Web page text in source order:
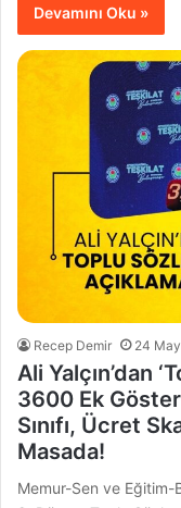
Devamını Oku »
Recep Demir 24
Ali Yalçın’dan
3600 Ek
Sınıfı, Ücret
Masada!
Memur-Sen ve Eğitim-